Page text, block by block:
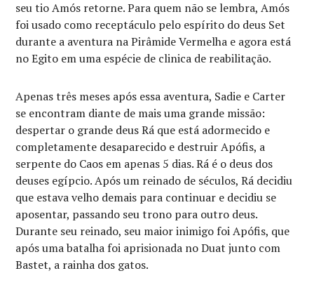
seu tio Amós retorne. Para quem não se lembra, Amós
foi usado como receptáculo pelo espírito do deus Set
durante a aventura na Pirâmide Vermelha e agora está
no Egito em uma espécie de clinica de reabilitação.
Apenas três meses após essa aventura, Sadie e Carter
se encontram diante de mais uma grande missão:
despertar o grande deus Rá que está adormecido e
completamente desaparecido e destruir Apófis, a
serpente do Caos em apenas 5 dias. Rá é o deus dos
deuses egípcio. Após um reinado de séculos, Rá decidiu
que estava velho demais para continuar e decidiu se
aposentar, passando seu trono para outro deus.
Durante seu reinado, seu maior inimigo foi Apófis, que
após uma batalha foi aprisionada no Duat junto com
Bastet, a rainha dos gatos.